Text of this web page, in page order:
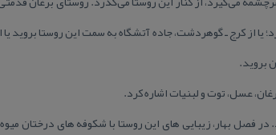
روستای برغان ۲ مسیر وجود دارد؛ یا از كرج ـ گوهردشت، جاده آتشگاه به سمت این
بروید.
عسل، توت و لبنیات اشاره كرد.
فصل بهار، زیبایی های این روستا با شكوفه های درختان